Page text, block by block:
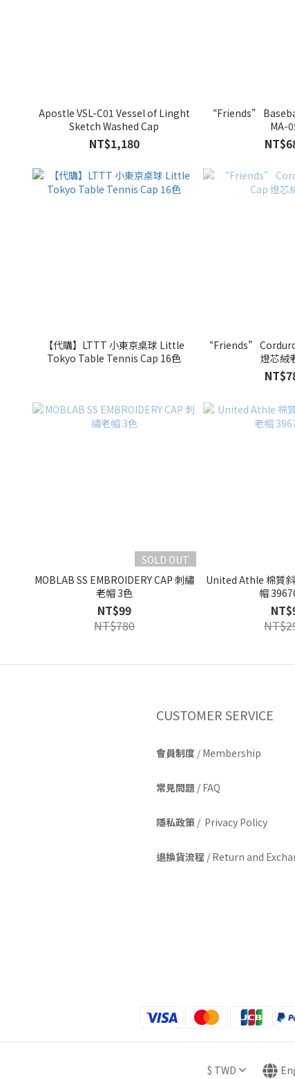
Apostle VSL-C01 Vessel of Linght
Sketch Washed Cap
NT$1,180
“Friends”
MA-
【代購】LTTT 小東京桌球 Little
Tokyo Table Tennis Cap 16色
“Friends”
燈芯絨
SOLD OUT
MOBLAB SS EMBROIDERY CAP 刺繡
老帽 3色
NT$99
NT$780
United Athle 棉質
帽
CUSTOMER SERVICE
會員制度 / Membership
常見問題 / FAQ
隱私政策 / Privacy Policy
退換貨流程 / Return and
$ TWD